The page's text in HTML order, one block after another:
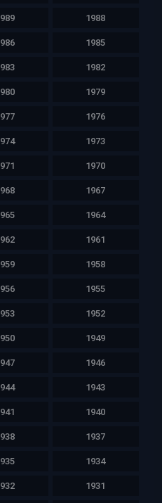
1988
1985
1982
1979
1976
1973
1970
1967
1964
1961
1958
1955
1952
1949
1946
1943
1940
1937
1934
1931